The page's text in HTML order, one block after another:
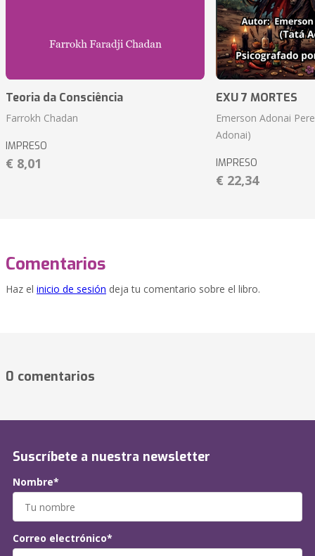
Teoria da Consciência
Farrokh Chadan
IMPRESO
€ 8,01
EXU 7 MORTES
Emerson Adonai
Adonai)
IMPRESO
€ 22,34
Comentarios
Haz el inicio de sesión deja tu comentario sobre el libro.
0 comentarios
Suscríbete a nuestra newsletter
Nombre*
Correo electrónico*